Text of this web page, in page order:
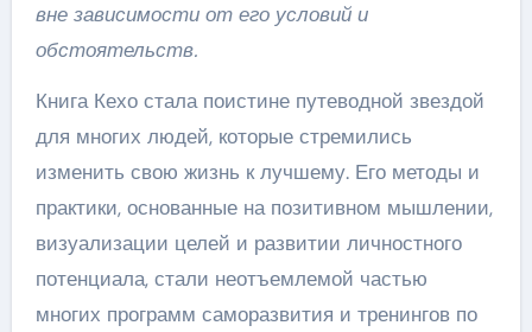
вне зависимости от его условий и
обстоятельств.
Книга Кехо стала поистине путеводной звездой
для многих людей, которые стремились
изменить свою жизнь к лучшему. Его методы и
практики, основанные на позитивном мышлении,
визуализации целей и развитии личностного
потенциала, стали неотъемлемой частью
многих программ саморазвития и тренингов по